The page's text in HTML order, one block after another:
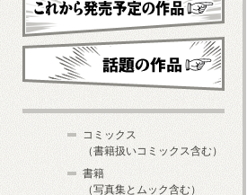
これから発売予定
コミックス
（書籍扱いコミックス含む）
書籍
（写真集とムック含む）